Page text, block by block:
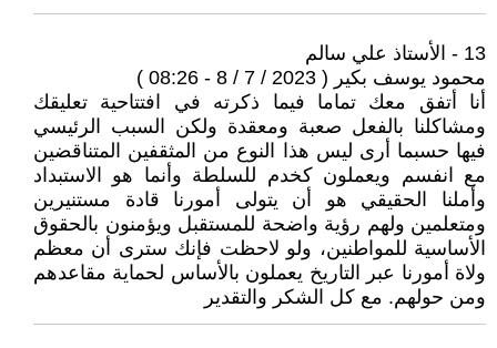
13 - الأستاذ علي سالم
محمود يوسف بكير ( 2023 / 7 / 8 - 08:26 )
أنا أتفق معك تماما فيما ذكرته في افتتاحية تعليقك
ومشاكلنا بالفعل صعبة ومعقدة ولكن السبب الرئيسي
فيها حسبما أرى ليس هذا النوع من المثقفين المتناقضين
مع انفسم ويعملون كخدم للسلطة وأنما هو الاستبداد
وأملنا الحقيقي هو أن يتولى أمورنا قادة مستنيرين
ومتعلمين ولهم رؤية واضحة للمستقبل ويؤمنون بالحقوق
الأساسية للمواطنين، ولو لاحظت فإنك سترى أن معظم
ولاة أمورنا عبر التاريخ يعملون بالأساس لحماية مقاعدهم
ومن حولهم. مع كل الشكر والتقدير